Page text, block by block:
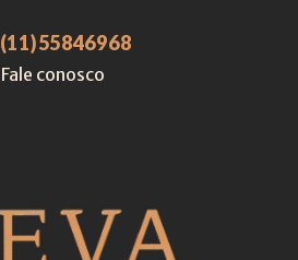
(11)55846968
Fale conosco